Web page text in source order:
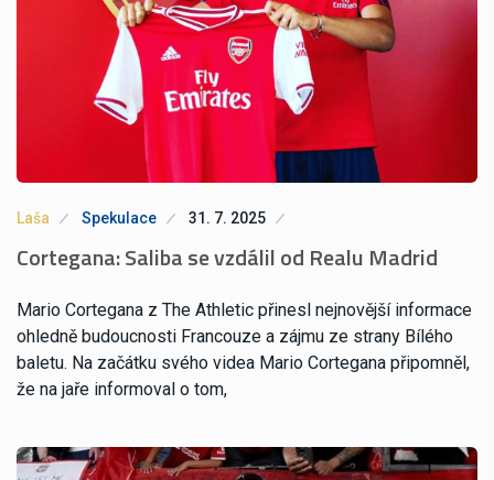
Laša Spekulace 31. 7. 2025
Cortegana: Saliba se vzdálil od Realu Madrid
Mario Cortegana z The Athletic přinesl nejnovější informace
ohledně budoucnosti Francouze a zájmu ze strany Bílého
baletu. Na začátku svého videa Mario Cortegana připomněl,
že na jaře informoval o tom,